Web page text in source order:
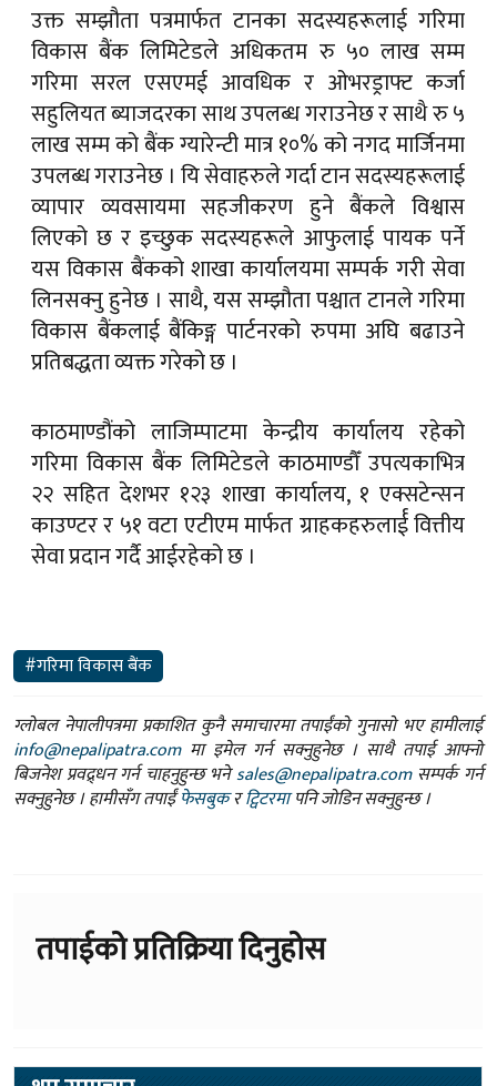
उक्त सम्झौता पत्रमार्फत टानका सदस्यहरूलाई गरिमा
विकास बैंक लिमिटेडले अधिकतम रु ५० लाख सम्म
गरिमा सरल एसएमई आवधिक र ओभरड्राफ्ट कर्जा
सहुलियत ब्याजदरका साथ उपलब्ध गराउनेछ र साथै रु ५
लाख सम्म को बैंक ग्यारेन्टी मात्र १०% को नगद मार्जिनमा
उपलब्ध गराउनेछ । यि सेवाहरुले गर्दा टान सदस्यहरूलाई
व्यापार व्यवसायमा सहजीकरण हुने बैंकले विश्वास
लिएको छ र इच्छुक सदस्यहरूले आफुलाई पायक पर्ने
यस विकास बैंकको शाखा कार्यालयमा सम्पर्क गरी सेवा
लिनसक्नु हुनेछ । साथै, यस सम्झौता पश्चात टानले गरिमा
विकास बैंकलाई बैंकिङ्ग पार्टनरको रुपमा अघि बढाउने
प्रतिबद्धता व्यक्त गरेको छ ।
काठमाण्डौंको लाजिम्पाटमा केन्द्रीय कार्यालय रहेको
गरिमा विकास बैंक लिमिटेडले काठमाण्डौँ उपत्यकाभित्र
२२ सहित देशभर १२३ शाखा कार्यालय, १ एक्सटेन्सन
काउण्टर र ५१ वटा एटीएम मार्फत ग्राहकहरुलार्ई वित्तीय
सेवा प्रदान गर्दै आईरहेको छ ।
#गरिमा विकास बैंक
ग्लोबल नेपालीपत्रमा प्रकाशित कुनै समाचारमा तपाईंको गुनासो भए हामीलाई
info@nepalipatra.comमा इमेल गर्न सक्नुहुनेछ । साथै तपाई आफ्नो
बिजनेश प्रवद्र्धन गर्न चाहनुहुन्छ भनेsales@nepalipatra.comसम्पर्क गर्न
सक्नुहुनेछ । हामीसँग तपाईंफेसबुकरट्विटरमापनि जोडिन सक्नुहुन्छ ।
तपाईको प्रतिक्रिया दिनुहोस